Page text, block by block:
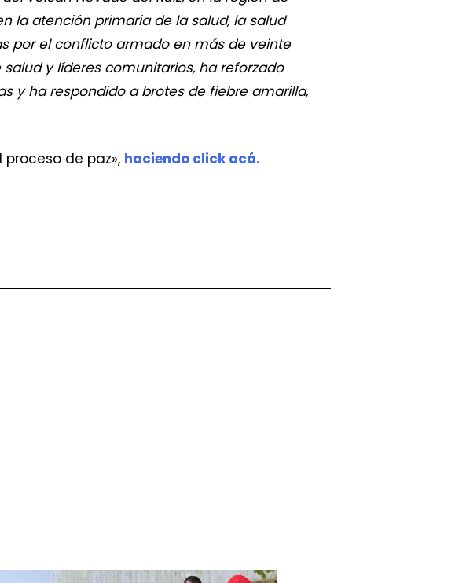
la atención primaria de la salud, la salud
por el conflicto armado en más de veinte
y líderes comunitarios, ha reforzado
y ha respondido a brotes de fiebre amarilla,
de paz», haciendo click acá.